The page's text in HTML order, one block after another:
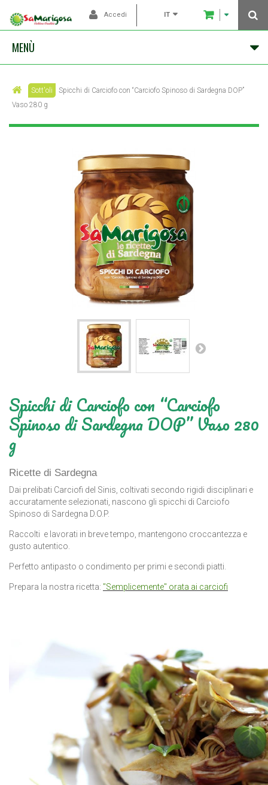
Accedi IT
MENÙ
Sott'oli
Spicchi di Carciofo con “Carciofo Spinoso di Sardegna DOP”
Vaso 280 g
Spicchi di Carciofo con “Carciofo
Spinoso di Sardegna DOP” Vaso 280
g
Ricette di Sardegna
Dai prelibati Carciofi del Sinis, coltivati secondo rigidi disciplinari e
accuratamente selezionati, nascono gli spicchi di Carciofo
Spinoso di Sardegna D.O.P.
Raccolti e lavorati in breve tempo, mantengono croccantezza e
gusto autentico.
Perfetto antipasto o condimento per primi e secondi piatti.
Prepara la nostra ricetta: "Semplicemente" orata ai carciofi